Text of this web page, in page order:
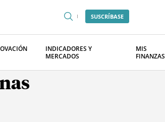
SUSCRÍBASE
INDICADORES Y
MERCADOS
MIS
FINANZAS